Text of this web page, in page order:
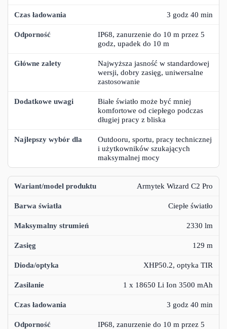
3 godz 40 min
IP68, zanurzenie do 10 m przez 5
godz, upadek do 10 m
Najwyższa jasność w standardowej
wersji, dobry zasięg, uniwersalne
zastosowanie
Białe światło może być mniej
komfortowe od ciepłego podczas
długiej pracy z bliska
Outdooru, sportu, pracy technicznej
i użytkowników szukających
maksymalnej mocy
Armytek Wizard C2 Pro
Ciepłe światło
2330 lm
129 m
XHP50.2, optyka TIR
1 x 18650 Li Ion 3500 mAh
3 godz 40 min
IP68, zanurzenie do 10 m przez 5